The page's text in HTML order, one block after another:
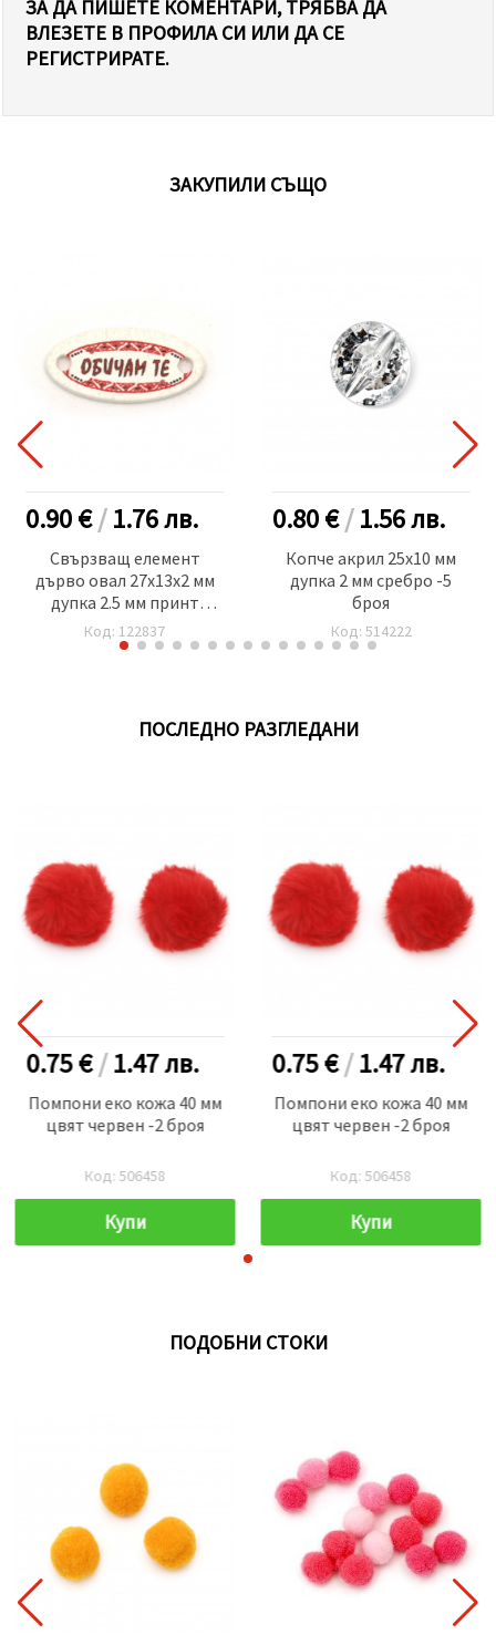
ЗА ДА ПИШЕТЕ КОМЕНТАРИ, ТРЯБВА ДА
ВЛЕЗЕТЕ В ПРОФИЛА СИ ИЛИ ДА СЕ
РЕГИСТРИРАТЕ.
ЗАКУПИЛИ СЪЩО
0.90 €/1.76лв.
Свързващ елемент
дърво овал 27x13x2 мм
дупка 2.5 мм принт
надпис ОБИЧАМ ТЕ -10
броя
Код: 122837
0.80 €/1.56лв.
Копче акрил 25x10 мм
дупка 2 мм сребро -5
броя
Код: 514222
ПОСЛЕДНО РАЗГЛЕДАНИ
0.75 €/1.47лв.
Помпони еко кожа 40 мм
цвят червен -2 броя
Код: 506458
Купи
0.75 €/1.47лв.
Помпони еко кожа 40 мм
цвят червен -2 броя
Код: 506458
Купи
ПОДОБНИ СТОКИ